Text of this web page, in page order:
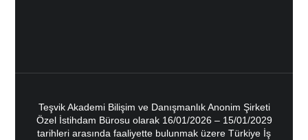
Teşvik Akademi Bilişim ve Danışmanlık Anonim Şirketi
Özel İstihdam Bürosu olarak 16/01/2026 – 15/01/2029
tarihleri arasında faaliyette bulunmak üzere Türkiye İş